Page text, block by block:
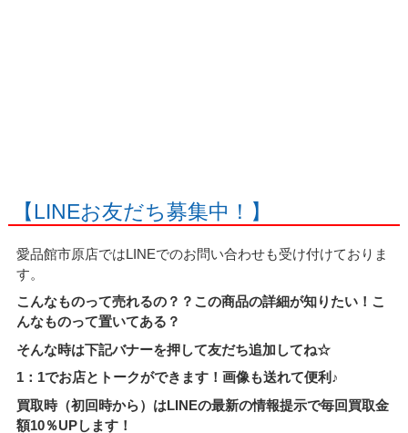
【LINEお友だち募集中！】
愛品館市原店ではLINEでのお問い合わせも受け付けておりま
す。
こんなものって売れるの？？この商品の詳細が知りたい！こ
んなものって置いてある？
そんな時は下記バナーを押して友だち追加してね☆
1：1でお店とトークができます！画像も送れて便利♪
買取時（初回時から）はLINEの最新の情報提示で毎回買取金
額10％UPします！